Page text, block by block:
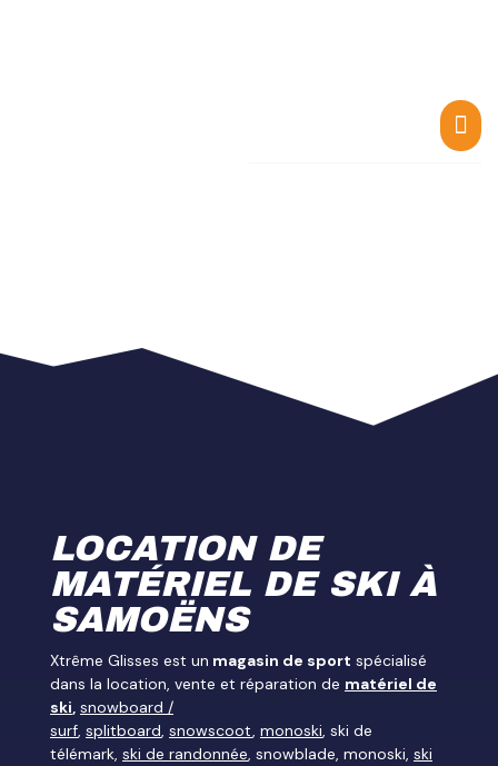
LOCATION DE
MATÉRIEL DE SKI À
SAMOËNS
Xtrême Glisses est un magasin de sport spécialisé
dans la location, vente et réparation de matériel de
ski, snowboard /
surf, splitboard, snowscoot, monoski, ski de
télémark, ski de randonnée, snowblade, monoski, ski